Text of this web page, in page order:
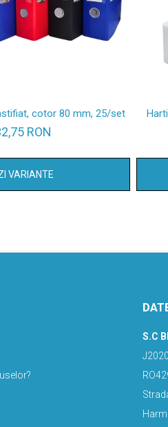
cotor 80 mm, 25/set
RON
VARIANTE
S.C